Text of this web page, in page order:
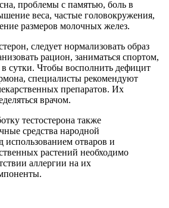
проблемы с памятью, боль в
веса, частые головокружения,
размеров молочных желез.
следует нормализовать образ
рацион, заниматься спортом,
в сутки. Чтобы восполнить дефицит
специалисты рекомендуют
препаратов. Их
врачом.
тестостерона также
средства народной
отваров и
растений необходимо
аллергии на их